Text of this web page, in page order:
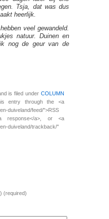
Tsja, dat was dus
heerlijk.
veel gewandeld.
natuur. Duinen en
nog de geur van de
is filed under COLUMN
entry through the <a
duiveland/feed/">RSS
response</a>, or <a
duiveland/trackback/"
(required)